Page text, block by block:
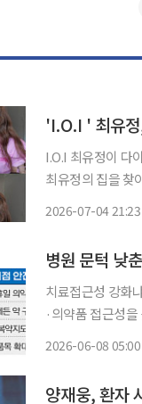
'I.O.I ' 최유
I.O.I 최유정이 다이어트약 복용을 고
최유정의 집을 찾아 다
2026-07-04 21:23
치료접근성 강화
·의약품 접근성
2026-06-08 05:00
양재웅, 환자